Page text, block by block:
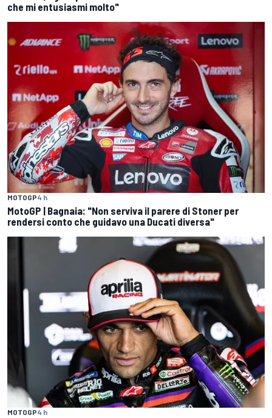
che mi entusiasmi molto"
MOTOGP4 h
MotoGP | Bagnaia: "Non serviva il parere di Stoner per
rendersi conto che guidavo una Ducati diversa"
MOTOGP4 h